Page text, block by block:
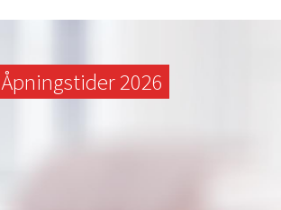
Åpningstider 2026